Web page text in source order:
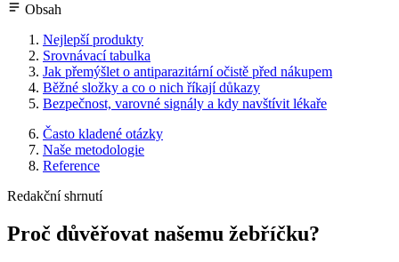
Obsah
Nejlepší produkty
Srovnávací tabulka
Jak přemýšlet o antiparazitární očistě před nákupem
Běžné složky a co o nich říkají důkazy
Bezpečnost, varovné signály a kdy navštívit lékaře
Často kladené otázky
Naše metodologie
Reference
Redakční shrnutí
Proč důvěřovat našemu žebříčku?